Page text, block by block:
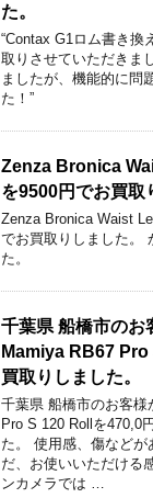
た。
“Contax G1ロム書き換
取りさせていただきま
ましたが、機能的に問
た！”
Zenza Bronica
を9500円でお買取
Zenza Bronica Waist
でお買取りしました。
た。
千葉県 船橋市のお
Mamiya RB67
買取りしました。
千葉県 船橋市のお客様
Pro S 120 Rollを470,0
た。 使用感、傷などが
だ、お使いいただける
ンカメラでは …